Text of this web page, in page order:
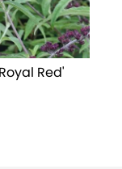
Red'